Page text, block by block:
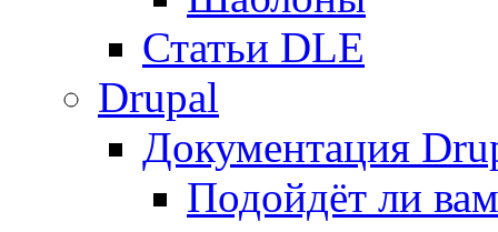
Статьи DLE
Drupal
Документация
Подойдёт ли